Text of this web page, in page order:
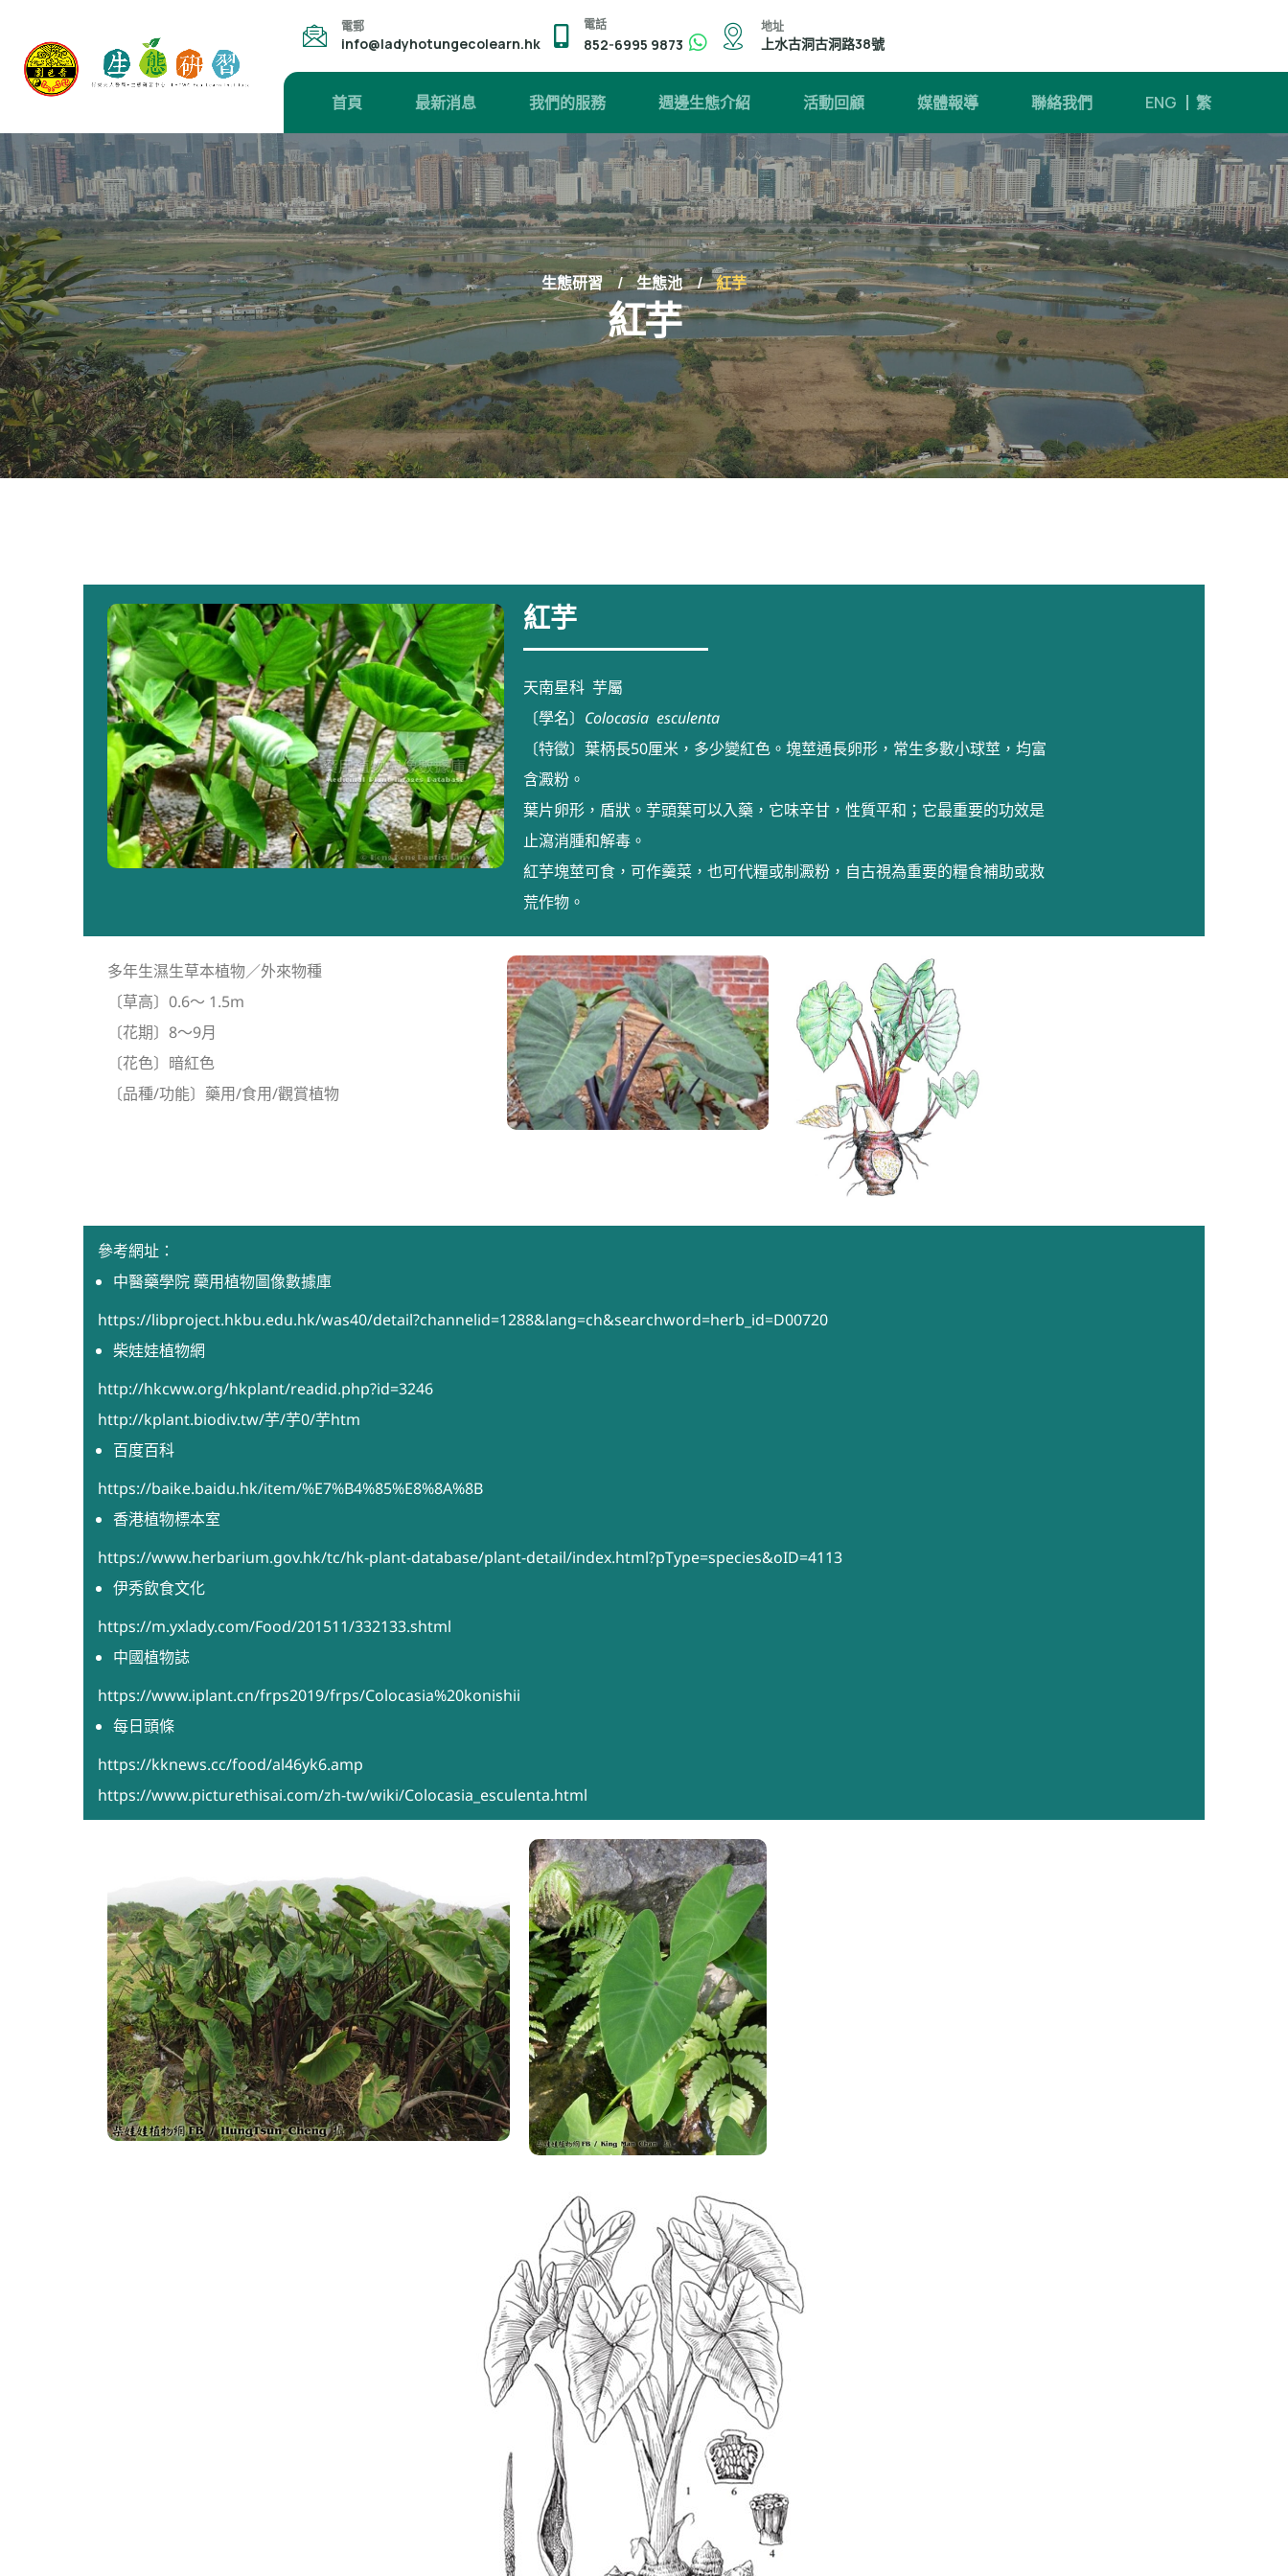
電郵
info@ladyhotungecolearn.hk
電話
852-6995 9873
地址
上水古洞古洞路38號
首頁 最新消息 我們的服務 週邊生態介紹 活動回顧 媒體報導 聯絡我們 ENG 繁
生態研習 生態池 紅芋
紅芋
紅芋
天南星科 芋屬
〔學名〕 Colocasia esculenta
〔特徵〕葉柄長50厘米，多少變紅色。塊莖通長卵形，常生多數小球莖，均富
含澱粉。
葉片卵形，盾狀。芋頭葉可以入藥，它味辛甘，性質平和；它最重要的功效是
止瀉消腫和解毒。
紅芋塊莖可食，可作羹菜，也可代糧或制澱粉，自古視為重要的糧食補助或救
荒作物。
多年生濕生草本植物／外來物種
〔草高〕0.6～ 1.5m
〔花期〕8～9月
〔花色〕暗紅色
〔品種/功能〕藥用/食用/觀賞植物
參考網址：
中醫藥學院 虊用植物圖像數據庫
https://libproject.hkbu.edu.hk/was40/detail?channelid=1288&lang=ch&searchword=herb_id=D00720
柴娃娃植物網
http://hkcww.org/hkplant/readid.php?id=3246
http://kplant.biodiv.tw/芋/芋0/芋htm
百度百科
https://baike.baidu.hk/item/%E7%B4%85%E8%8A%8B
香港植物標本室
https://www.herbarium.gov.hk/tc/hk-plant-database/plant-detail/index.html?pType=species&oID=4113
伊秀飲食文化
https://m.yxlady.com/Food/201511/332133.shtml
中國植物誌
https://www.iplant.cn/frps2019/frps/Colocasia%20konishii
每日頭條
https://kknews.cc/food/al46yk6.amp
https://www.picturethisai.com/zh-tw/wiki/Colocasia_esculenta.html